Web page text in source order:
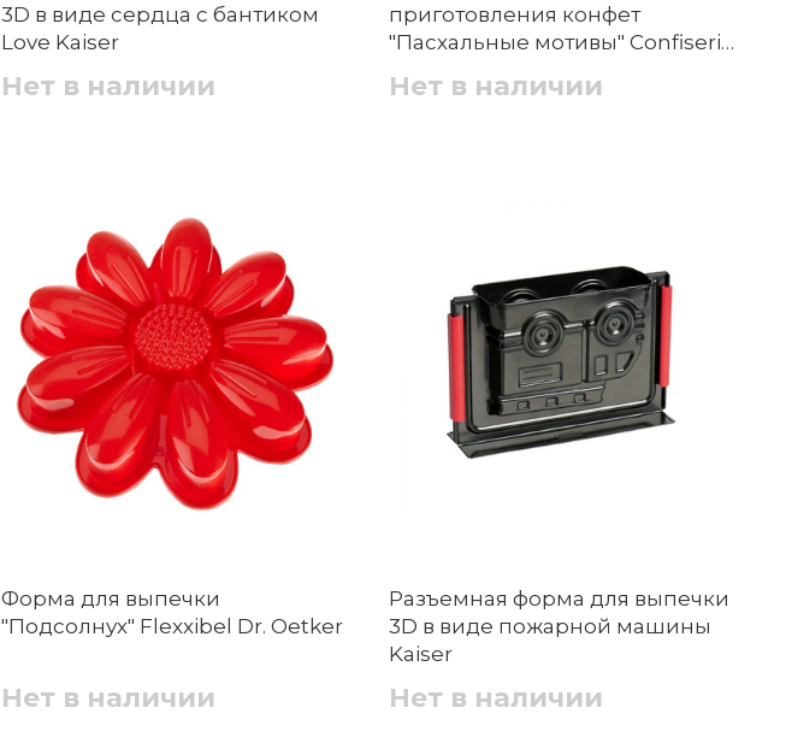
3D в виде сердца с бантиком
Love Kaiser
Нет в наличии
приготовления конфет
"Пасхальные мотивы" Confiserie
Нет в наличии
Форма для выпечки
"Подсолнух" Flexxibel Dr. Oetker
Нет в наличии
Разъемная форма для выпечки
3D в виде пожарной машины
Kaiser
Нет в наличии